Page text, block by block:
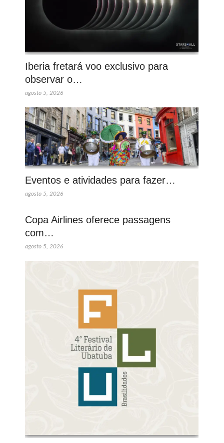
Iberia fretará voo exclusivo para
observar o…
agosto 5, 2026
Eventos e atividades para fazer…
agosto 5, 2026
Copa Airlines oferece passagens
com…
agosto 5, 2026